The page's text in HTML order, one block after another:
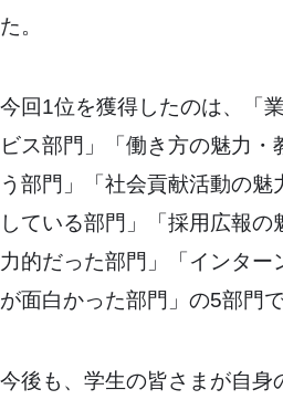
た。
今回1位を獲得したのは、「
ビス部門」「働き方の魅力・
う部門」「社会貢献活動の魅
している部門」「採用広報
力的だった部門」「インター
が面白かった部門」の5部門で
今後も、学生の皆さまが自身